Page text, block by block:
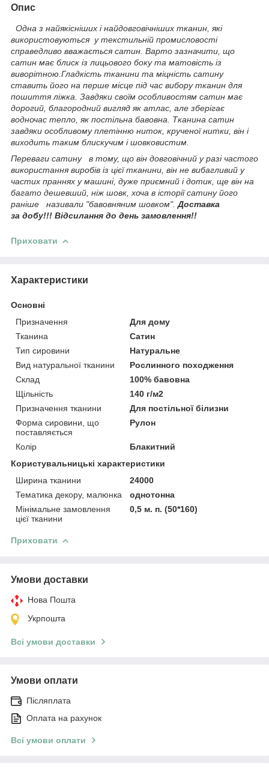
Опис
Одна з найякісніших і найдовговічніших тканин, які
використовуються у текстильній промисловості
справедливо вважається сатин. Варто зазначити, що
сатин має блиск із лицьового боку та матовість із
виворітною.Гладкість тканини та міцність сатину
ставить його на перше місце під час вибору тканин для
пошиття ліжка. Завдяки своїм особливостям сатин має
дорогий, благородний вигляд як атлас, але зберігає
водночас тепло, як постільна бавовна. Тканина сатин
завдяки особливому плетінню ниток, крученої нитки, він і
виходить таким блискучим і шовковистим.
Переваги сатину в тому, що він довговічний у разі частого
використання виробів із цієї тканини, він не вибагливий у
частих праннях у машині, дуже приємний і дотик, ще він на
багато дешевший, ніж шовк, хоча в історії сатину його
раніше називали "бавовняним шовком".Доставка
за добу!!! Відсилання до день замовлення!!
Приховати
Характеристики
Основні
Призначення
Для дому
Тканина
Сатин
Тип сировини
Натуральне
Вид натуральної тканини
Рослинного походження
Склад
100% бавовна
Щільність
140 г/м2
Призначення тканини
Для постільної білизни
Форма сировини, що
поставляється
Рулон
Колір
Блакитний
Користувальницькі характеристики
Ширина тканини
24000
Тематика декору, малюнка
однотонна
Мінімальне замовлення
цієї тканини
0,5 м. п. (50*160)
Приховати
Умови доставки
Нова Пошта
Укрпошта
Всі умови доставки
Умови оплати
Післяплата
Оплата на рахунок
Всі умови оплати